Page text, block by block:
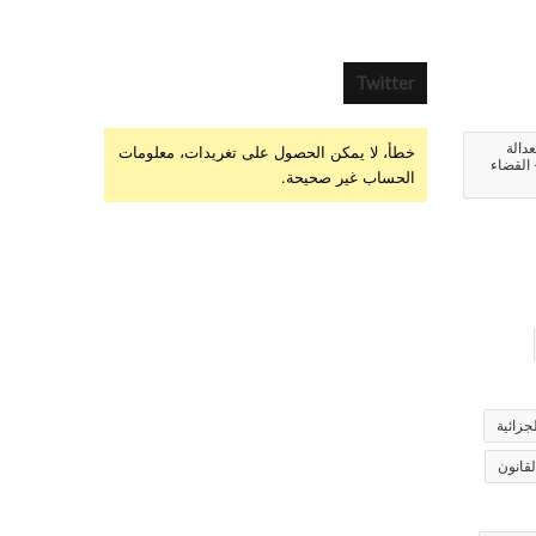
القضاء
Twitter
خطأ، لا يمكن الحصول على تغريدات، معلومات
الحساب غير صحيحة.